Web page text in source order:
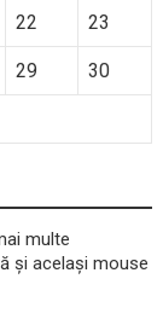
22 23
29 30
multe
și același mouse